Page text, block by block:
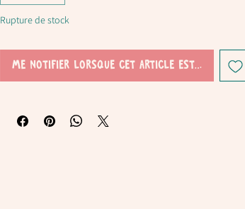
Rupture de stock
Me notifier lorsque cet article est disponible